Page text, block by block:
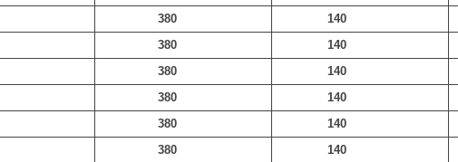
380 140
380 140
380 140
380 140
380 140
380 140